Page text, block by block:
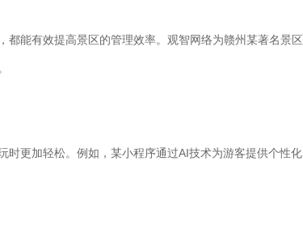
能有效提高景区的管理效率。观智网络为赣州某著名景区
更加轻松。例如，某小程序通过AI技术为游客提供个性化